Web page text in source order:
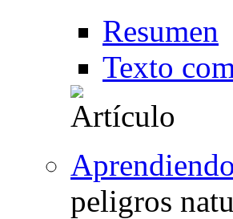
Resumen
Texto
peligros